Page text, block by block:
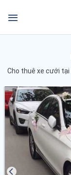
Cho thuê xe cưới